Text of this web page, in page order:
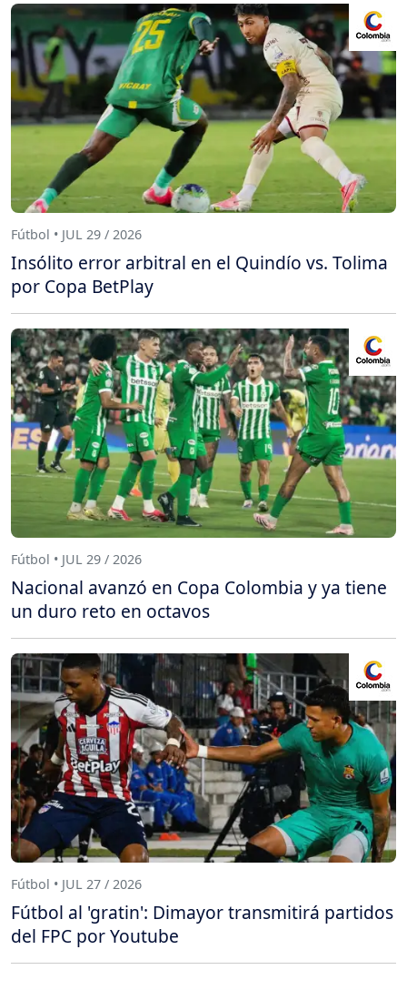
Fútbol • JUL 29 / 2026
Insólito error arbitral en el Quindío vs. Tolima
por Copa BetPlay
Fútbol • JUL 29 / 2026
Nacional avanzó en Copa Colombia y ya tiene
un duro reto en octavos
Fútbol • JUL 27 / 2026
Fútbol al 'gratin': Dimayor transmitirá partidos
del FPC por Youtube